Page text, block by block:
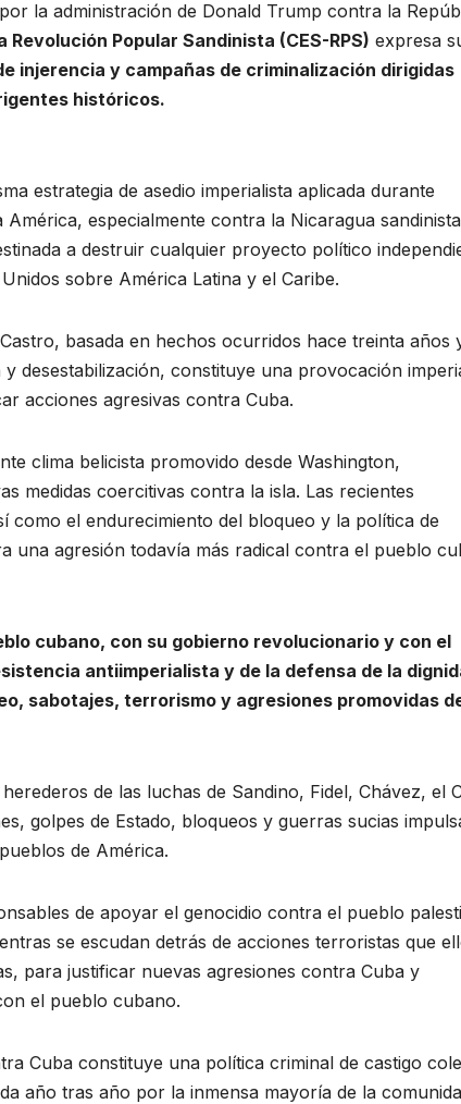
la administración de Donald Trump contra la
Popular Sandinista (CES-RPS) expresa
injerencia y campañas de criminalización dirigidas
históricos.
estrategia de asedio imperialista aplicada durante
especialmente contra la Nicaragua
a destruir cualquier proyecto político
sobre América Latina y el Caribe.
basada en hechos ocurridos hace treinta años
desestabilización, constituye una provocación
acciones agresivas contra Cuba.
clima belicista promovido desde Washington,
medidas coercitivas contra la isla. Las recientes
como el endurecimiento del bloqueo y la política de
una agresión todavía más radical contra el pueblo
cubano, con su gobierno revolucionario y con el
antiimperialista y de la defensa de la
sabotajes, terrorismo y agresiones promovidas
de las luchas de Sandino, Fidel, Chávez, el
golpes de Estado, bloqueos y guerras sucias
de América.
de apoyar el genocidio contra el pueblo
se escudan detrás de acciones terroristas que
para justificar nuevas agresiones contra Cuba y
el pueblo cubano.
Cuba constituye una política criminal de castigo
año tras año por la inmensa mayoría de la